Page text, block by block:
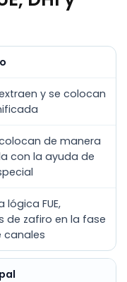
y se colocan
de manera
con la ayuda de
lógica FUE,
de zafiro en la fase
canales